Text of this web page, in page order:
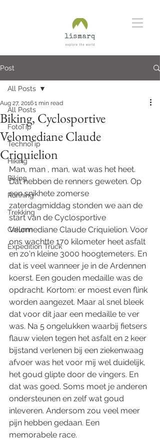
Post
All Posts
FotoTip
TechnoTip
Hiking
Biking
Running
Trekking
Column
Expedition Truck
All Posts
Biking, Cyclosportive
Velomediane Claude
Criquielion
Aug 27, 20161 min read
Man, man , man, wat was het heet.
Dat hebben de renners geweten. Op
een snikhete zomerse
zaterdagmiddag stonden we aan de
start van de Cyclosportive
Velomediane Claude Criquielion. Voor
ons wachtte 170 kilometer heet asfalt
en zo'n kleine 3000 hoogtemeters. En
dat is veel wanneer je in de Ardennen
koerst. Een gouden medaille was de
opdracht. Kortom: er moest even flink
worden aangezet. Maar al snel bleek
dat voor dit jaar een medaille te ver
was. Na 5 ongelukken waarbij fietsers
flauw vielen tegen het asfalt en 2 keer
bijstand verlenen bij een ziekenwaag
afvoer was het voor mij wel duidelijk,
het goud glipte door de vingers. En
dat was goed. Soms moet je anderen
ondersteunen en zelf wat goud
inleveren. Andersom zou veel meer
pijn hebben gedaan. Een
memorabele race.